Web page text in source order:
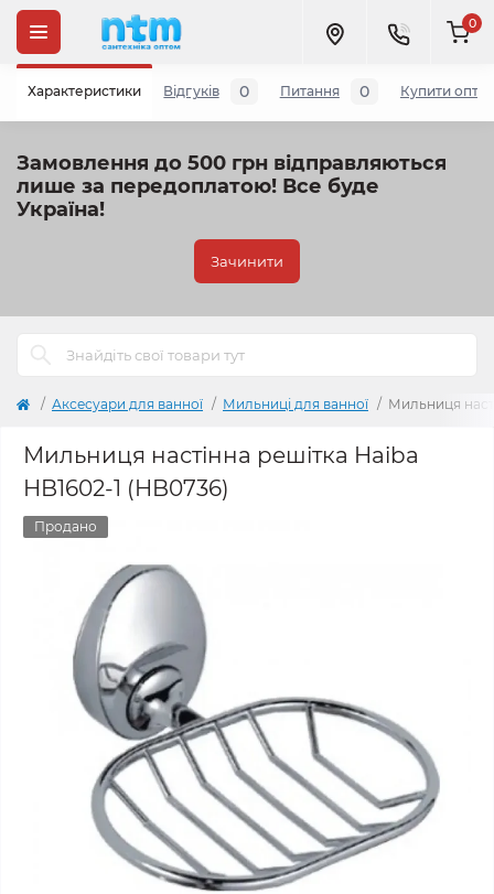
Замовлення до 500 грн відправляються
лише за передоплатою! Все буде
Україна!
Зачинити
0
Аксесуари для ванної Мильниці для ванної Мильниця
Мильниця настінна решітка Haiba
HB1602-1 (HB0736)
Продано
Характеристики Відгуків 0 Питання 0 Купити